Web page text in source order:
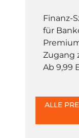
Finanz-
für
Zugang
Ab 9,99
ALLE